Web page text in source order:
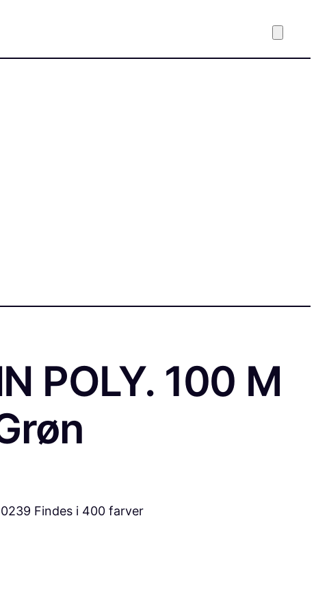
POLY. 100 M
Findes i 400 farver